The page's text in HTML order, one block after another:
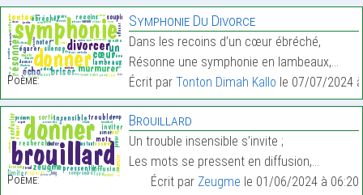
Poème:
Symphonie Du Divorce
Dans les recoins d’un cœur ébréché,
Résonne une symphonie en lambeaux,…
Écrit par Tonton Dimah Kallo le 07/07/2024
Poème:
Brouillard
Un trouble insensible s’invite ;
Les mots se pressent en diffusion,…
Écrit par Zeugme le 01/06/2024 à 06:20